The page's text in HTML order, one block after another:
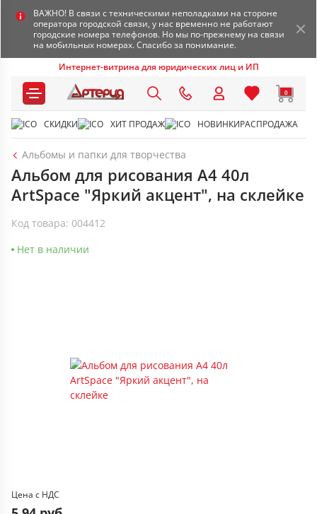
ВАЖНО! В связи с техническими неполадками на стороне
оператора городской связи, у нас временно не работают
городские номера телефонов. Но мы по-прежнему на связи
на мобильных номерах. Спасибо за понимание.
Интернет-витрина для юридических лиц и ИП
0
СКИДКИ ХИТ ПРОДАЖ НОВИНКИРАСПРОДАЖА
Альбомы и папки для творчества
Альбом для рисования А4 40л
ArtSpace "Яркий акцент", на склейке
Код товара: 004412
Нет в наличии
Цена с НДС